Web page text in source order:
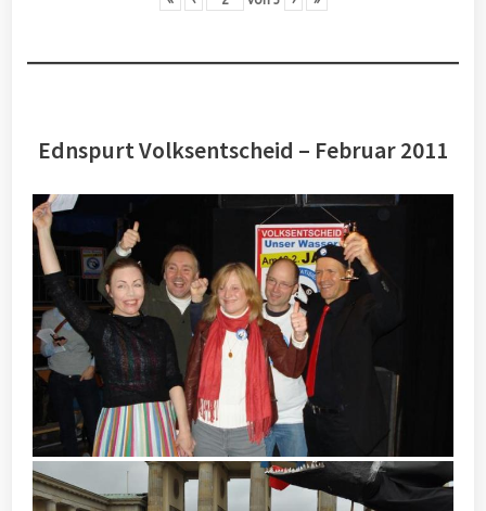
Ednspurt Volksentscheid – Februar 2011